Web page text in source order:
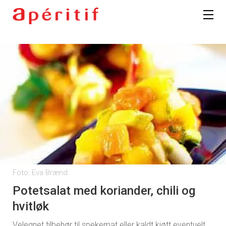
Foto: Eva Brænd
Potetsalat med koriander, chili og
hvitløk